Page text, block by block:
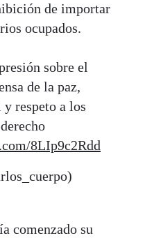
de importar
ocupados.
sobre el
de la paz,
respeto a los
8LIp9c2Rdd
comenzado su